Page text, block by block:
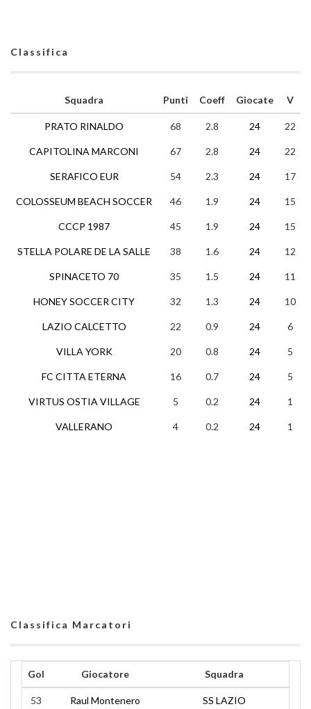
Classifica
Squadra
PRATO RINALDO
CAPITOLINA MARCONI
SERAFICO EUR
COLOSSEUM BEACH SOCCER
CCCP 1987
STELLA POLARE DE LA SALLE
SPINACETO 70
HONEY SOCCER CITY
LAZIO CALCETTO
VILLA YORK
FC CITTA ETERNA
VIRTUS OSTIA VILLAGE
VALLERANO
Punti Coeff Giocate V
68 2.8 24 22
67 2.8 24 22
54 2.3 24 17
46 1.9 24 15
45 1.9 24 15
38 1.6 24 12
35 1.5 24 11
32 1.3 24 10
22 0.9 24 6
20 0.8 24 5
16 0.7 24 5
5 0.2 24 1
4 0.2 24 1
Classifica Marcatori
Gol Giocatore Squadra
53 Raul Montenero SS LAZIO